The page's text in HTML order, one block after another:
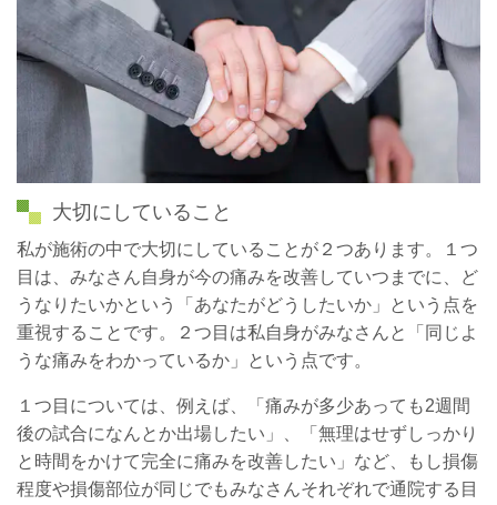
大切にしていること
私が施術の中で大切にしていることが２つあります。１つ
目は、みなさん自身が今の痛みを改善していつまでに、ど
うなりたいかという「あなたがどうしたいか」という点を
重視することです。２つ目は私自身がみなさんと「同じよ
うな痛みをわかっているか」という点です。
１つ目については、例えば、「痛みが多少あっても2週間
後の試合になんとか出場したい」、「無理はせずしっかり
と時間をかけて完全に痛みを改善したい」など、もし損傷
程度や損傷部位が同じでもみなさんそれぞれで通院する目